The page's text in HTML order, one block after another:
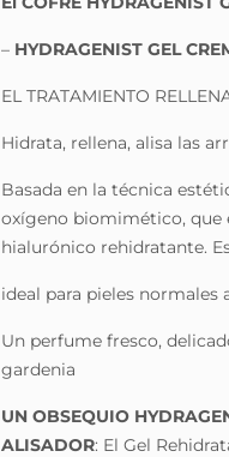
– HYDRAGENIST GEL
EL TRATAMIENTO
Hidrata, rellena, alisa las
Basada en la técnica
oxígeno biomimético, que
hialurónico rehidratante.
ideal para pieles normales
Un perfume fresco,
gardenia
UN OBSEQUIO
ALISADOR: El Gel